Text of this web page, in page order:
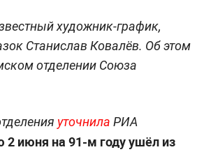
художник-график,
Станислав Ковалёв. Об этом
отделении Союза
уточнила РИА
июня на 91-м году ушёл из